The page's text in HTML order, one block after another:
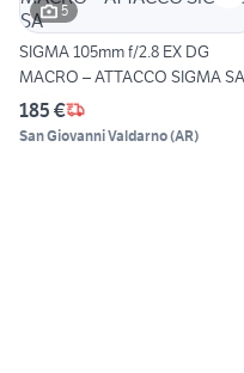
5
SIGMA 105mm f/2.8 EX DG
MACRO – ATTACCO SIGMA SA
185 €
San Giovanni Valdarno(AR)